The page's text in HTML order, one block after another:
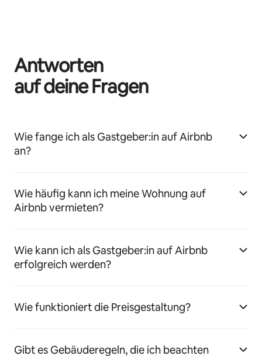
Antworten
auf deine Fragen
Wie fange ich als Gastgeber:in auf Airbnb
an?
Wie häufig kann ich meine Wohnung auf
Airbnb vermieten?
Wie kann ich als Gastgeber:in auf Airbnb
erfolgreich werden?
Wie funktioniert die Preisgestaltung?
Gibt es Gebäuderegeln, die ich beachten